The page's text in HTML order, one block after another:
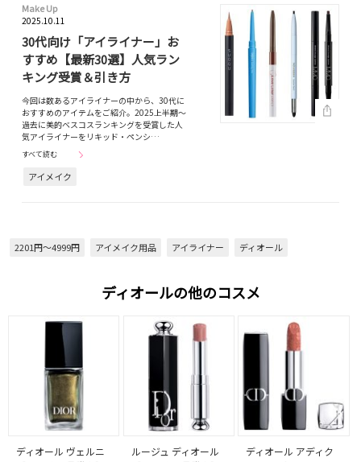
Make Up
2025.10.11
30代向け「アイライナー」お
すすめ【最新30選】人気ラン
キング受賞＆引き方
今回は数あるアイライナーの中から、30代に
おすすめのアイテムをご紹介。2025上半期～
過去に美的ベスコスランキングを受賞した人
気アイライナーをリキッド・ペンシ…
すべて読む
アイメイク
2201円～4999円 アイメイク用品 アイライナー ディオール
ディオールの他のコスメ
ディオール ヴェルニ
ルージュ ディオール
ディオール アディク